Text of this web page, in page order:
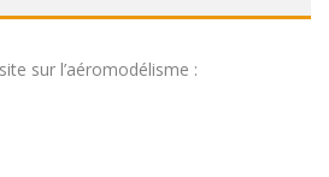
sur l’aéromodélisme :